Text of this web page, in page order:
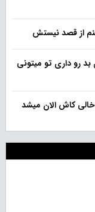
از قصد نیستش
رو داری تو میتونی
کاش الان میشد